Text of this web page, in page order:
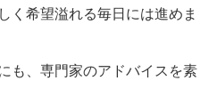
く希望溢れる毎日には進めま
も、専門家のアドバイスを素